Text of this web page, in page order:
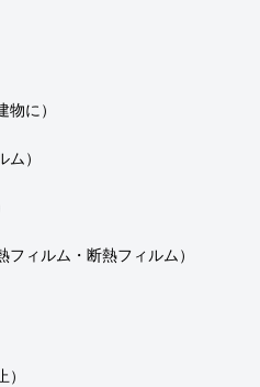
に）
）
ィルム・断熱フィルム）